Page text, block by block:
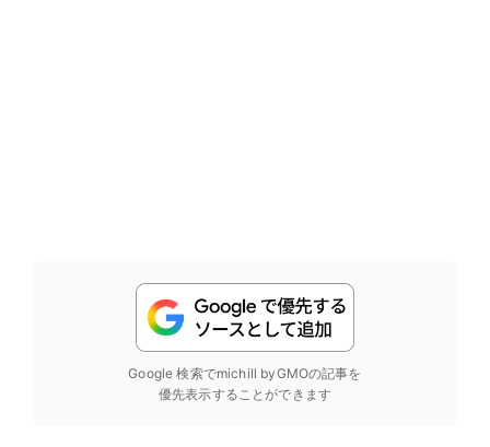
Google 検索でmichill byGMOの記事を
優先表示することができます